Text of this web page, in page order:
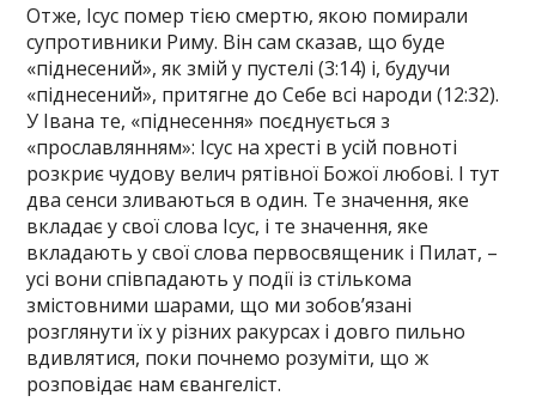
Отже, Ісус помер тією смертю, якою помирали
супротивники Риму. Він сам сказав, що буде
«піднесений», як змій у пустелі (3:14) і, будучи
«піднесений», притягне до Себе всі народи (12:32).
У Івана те, «піднесення» поєднується з
«прославлянням»: Ісус на хресті в усій повноті
розкриє чудову велич рятівної Божої любові. І тут
два сенси зливаються в один. Те значення, яке
вкладає у свої слова Ісус, і те значення, яке
вкладають у свої слова первосвященик і Пилат, –
усі вони співпадають у події із стількома
змістовними шарами, що ми зобов’язані
розглянути їх у різних ракурсах і довго пильно
вдивлятися, поки почнемо розуміти, що ж
розповідає нам євангеліст.